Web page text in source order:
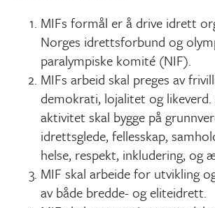
MIFs formål er å drive idrett
Norges idrettsforbund og
paralympiske komité (NIF).
MIFs arbeid skal preges av
demokrati, lojalitet og
aktivitet skal bygge på
idrettsglede, fellesskap,
helse, respekt, inkludering, og
MIF skal arbeide for utvikling
av både bredde- og eliteidrett.